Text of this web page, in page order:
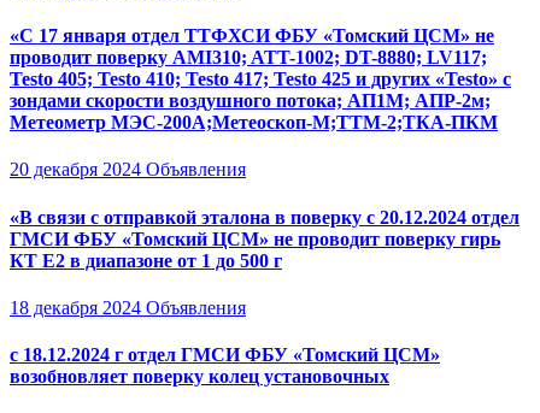
«С 17 января отдел ТТФХСИ ФБУ «Томский ЦСМ» не
проводит поверку AMI310; ATT-1002; DT-8880; LV117;
Testo 405; Testo 410; Testo 417; Testo 425 и других «Testo» с
зондами скорости воздушного потока; АП1М; АПР-2м;
Метеометр МЭС-200А;Метеоскоп-М;ТТМ-2;ТКА-ПКМ
20 декабря 2024 Объявления
«В связи с отправкой эталона в поверку с 20.12.2024 отдел
ГМСИ ФБУ «Томский ЦСМ» не проводит поверку гирь
КТ Е2 в диапазоне от 1 до 500 г
18 декабря 2024 Объявления
с 18.12.2024 г отдел ГМСИ ФБУ «Томский ЦСМ»
возобновляет поверку колец установочных